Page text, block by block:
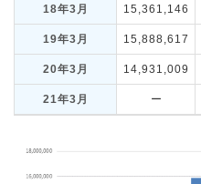
18年3月 15,361,146
19年3月 15,888,617
20年3月 14,931,009
21年3月 ー